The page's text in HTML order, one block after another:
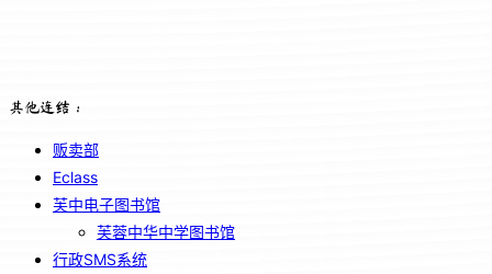
其他连结：
贩卖部
Eclass
芙中电子图书馆
芙蓉中华中学图书馆
行政SMS系统